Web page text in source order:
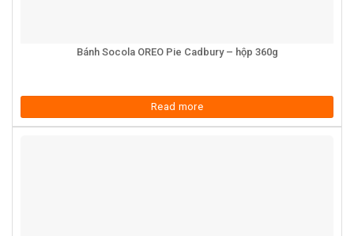
Bánh Socola OREO Pie Cadbury – hộp 360g
Read more